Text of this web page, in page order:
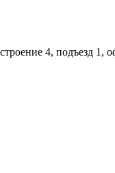
4, подъезд 1,